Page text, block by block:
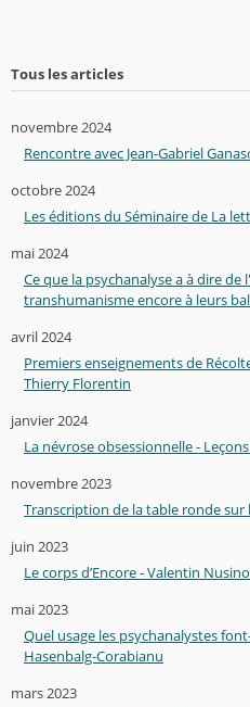
Tous les articles
novembre 2024
Rencontre avec Jean-Gabriel
octobre 2024
Les éditions du Séminaire de La
mai 2024
Ce que la psychanalyse a à dire
transhumanisme encore à leurs
avril 2024
Premiers enseignements de
Thierry Florentin
janvier 2024
La névrose obsessionnelle -
novembre 2023
Transcription de la table ronde sur
juin 2023
Le corps d’Encore - Valentin
mai 2023
Quel usage les psychanalystes
Hasenbalg-Corabianu
mars 2023